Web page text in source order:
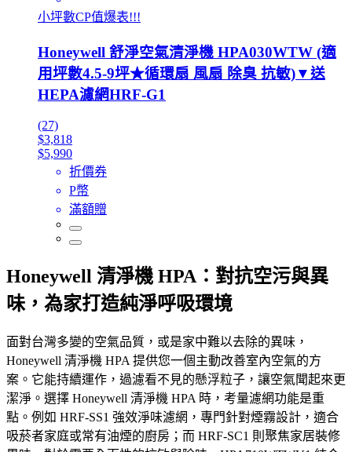
小坪數CP值爆表!!!
Honeywell 舒淨空氣清淨機 HPA030WTW (適
用坪數4.5-9坪★循環扇 風扇 除臭 抗敏)▼送
HEPA濾網HRF-G1
(27)
$3,818
$5,990
折價券
P幣
滿額贈
Honeywell 清淨機 HPA：對抗空污與異
味，為家打造純淨呼吸環境
面對台灣多變的空氣品質，或是家中難以去除的異味，
Honeywell 清淨機 HPA 提供您一個主動改善室內空氣的方
案。它能持續運作，過濾看不見的懸浮粒子，讓空氣聞起來更
潔淨。選擇 Honeywell 清淨機 HPA 時，考量濾網功能是重
點。例如 HRF-SS1 強效淨味濾網，專門針對煙霧設計，適合
吸菸者家庭或常有油煙的廚房；而 HRF-SC1 則聚焦家居裝修